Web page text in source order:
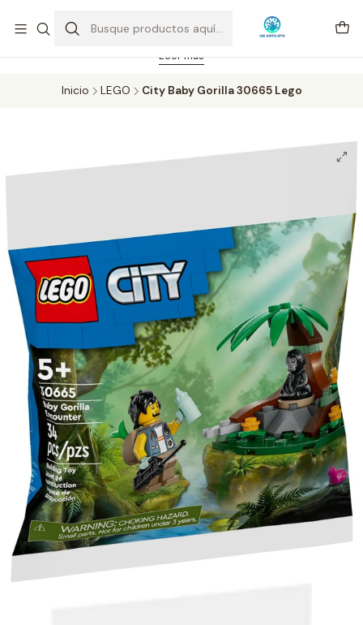
Feriado 21-05-2026 atención hasta las 14 hrs. Envío GRATIS mismo
día solo área Metropolitana Santiago por compras desde CLP 39.900.
Pedidos hasta 16 hrs., sábados y domingos hasta 14 hrs.
Leer más
Inicio LEGO City Baby Gorilla 30665 Lego